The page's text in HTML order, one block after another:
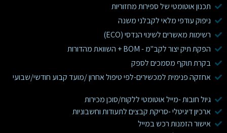
תכנון אוטומטי של ספירות מחזוריות
ניפוק עודפי מלאי לקבלני משנה
רשימות מאשרים לשינוי הנדסי (ECO)
הפקת תיק יצור לקב"מ - BOM + השוואת מהדורות
בקרת תוקף מסמכים לספק
אחזקה פנימית למכשירים-לפי טיפול אחרון /מועד קבוע חודשי/שבועי
גיול חובות -מייל אוטומטי ללקוח/סוכן מכירות
ארכיון דיגיטלי -סריקת קבצים לתעודות וחשבוניות
אישור הזמנות רכש במייל